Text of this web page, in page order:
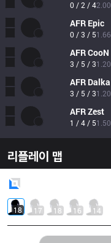
0 / 2 / 42.00
AFR Epic
0 / 3 / 51.66
AFRCooN
3 / 5 / 31.20
AFR Dalka
3 / 5 / 31.20
AFRZest
1 / 4 / 51.50
리플레이 맵
18 17 18 16 14